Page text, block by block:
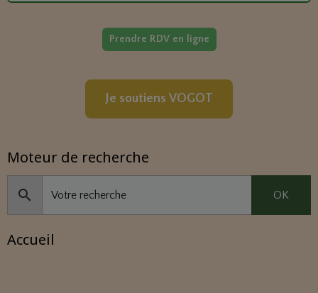
Prendre RDV en ligne
Je soutiens VOGOT
Moteur de recherche
OK
Accueil